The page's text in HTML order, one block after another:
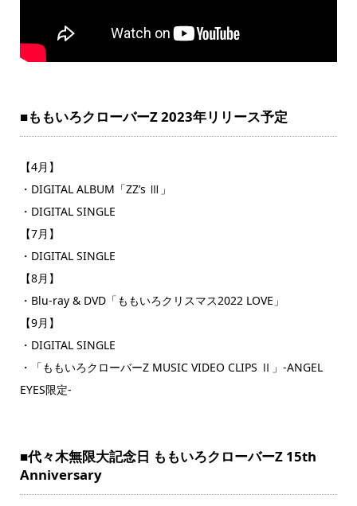
■ももいろクローバーZ 2023年リリース予定
【4月】
・DIGITAL ALBUM「ZZ’s Ⅲ」
・DIGITAL SINGLE
【7月】
・DIGITAL SINGLE
【8月】
・Blu-ray & DVD「ももいろクリスマス2022 LOVE」
【9月】
・DIGITAL SINGLE
・「ももいろクローバーZ MUSIC VIDEO CLIPS Ⅱ」-ANGEL
EYES限定-
■代々木無限大記念日 ももいろクローバーZ 15th
Anniversary